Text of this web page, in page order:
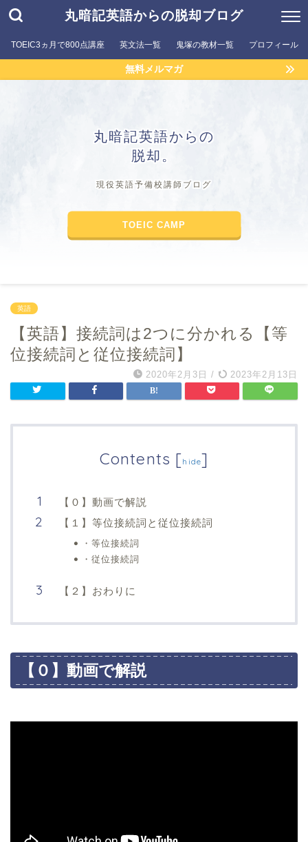
丸暗記英語からの脱却ブログ
TOEIC3ヵ月で800点講座 英文法一覧 鬼塚の教材一覧 プロフィール
無料メルマガ
丸暗記英語からの
脱却。
現役英語予備校講師ブログ
TOEIC CAMP
英語
【英語】接続詞は2つに分かれる【等
位接続詞と従位接続詞】
2020年2月3日 / 2023年2月13日
Contents [hide]
【０】動画で解説
【１】等位接続詞と従位接続詞
・等位接続詞
・従位接続詞
【２】おわりに
【０】動画で解説